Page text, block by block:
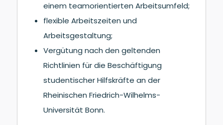
einem teamorientierten Arbeitsumfeld;
flexible Arbeitszeiten und
Arbeitsgestaltung;
Vergütung nach den geltenden
Richtlinien für die Beschäftigung
studentischer Hilfskräfte an der
Rheinischen Friedrich-Wilhelms-
Universität Bonn.